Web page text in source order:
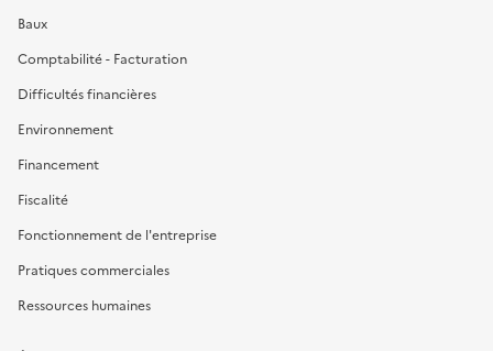
Baux
Comptabilité - Facturation
Difficultés financières
Environnement
Financement
Fiscalité
Fonctionnement de l'entreprise
Pratiques commerciales
Ressources humaines